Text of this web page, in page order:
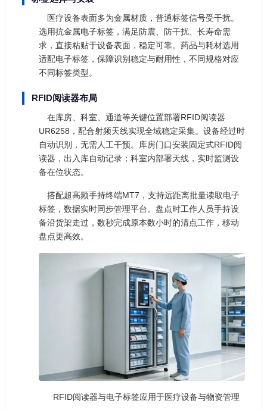
医疗设备表面多为金属材质，普通标签信号受干扰。
选用抗金属电子标签，满足防震、防干扰、长寿命需
求，直接粘贴于设备表面，稳定可靠。药品与耗材选用
适配电子标签，保障识别稳定与耐用性，不同规格对应
不同标签类型。
RFID阅读器布局
在库房、科室、通道等关键位置部署RFID阅读器
UR6258，配合射频天线实现全域稳定采集。设备经过时
自动识别，无需人工干预。库房门口安装固定式RFID阅
读器，出入库自动记录；科室内部署天线，实时监测设
备在位状态。
搭配超高频手持终端MT7，支持远距离批量读取电子
标签，数据实时同步管理平台。盘点时工作人员手持设
备沿货架走过，数秒完成原本数小时的清点工作，移动
盘点更高效。
RFID阅读器与电子标签应用于医疗设备与物资管理